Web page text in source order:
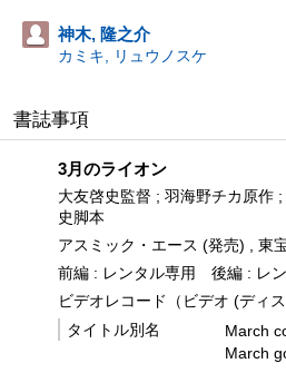
神木, 隆之介
カミキ, リュウノスケ
書誌事項
3月のライオン
大友啓史監督 ; 羽海野チカ原作
史脚本
アスミック・エース (発売) , 東
前編 : レンタル専用
後編 : レ
ビデオレコード（ビデオ (ディス
タイトル別名
March
March